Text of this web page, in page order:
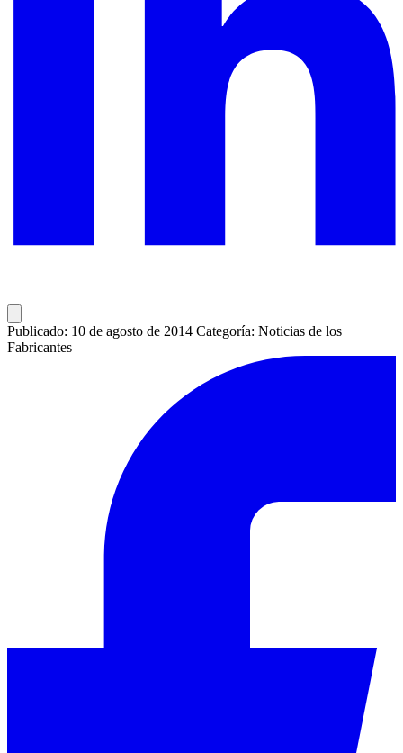
Publicado: 10 de agosto de 2014 Categoría: Noticias de los
Fabricantes